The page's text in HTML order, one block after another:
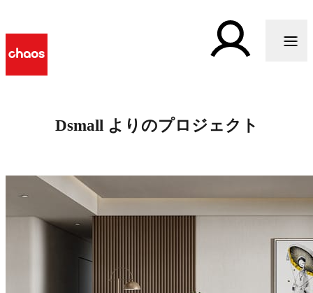
Dsmall よりのプロジェクト